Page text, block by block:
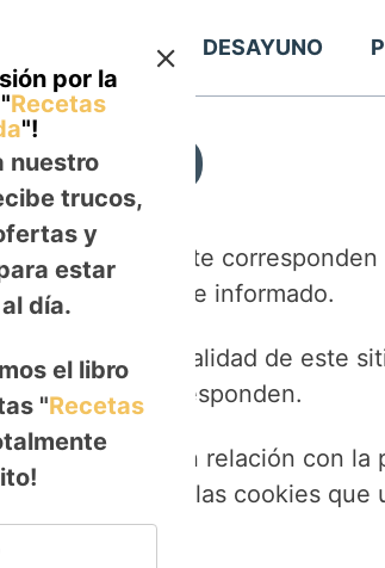
DESAYUNO
derechos que te
debidamente informado.
sobre la finalidad de este
que te corresponden.
vigente en relación con
expreso y a las cookies que
por la
Recetas
"!
nuestro
trucos,
y
estar
día.
el libro
"Recetas